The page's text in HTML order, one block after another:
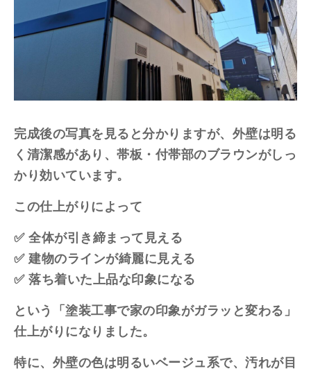
完成後の写真を見ると分かりますが、外壁は明る
く清潔感があり、帯板・付帯部のブラウンがしっ
かり効いています。
この仕上がりによって
✅ 全体が引き締まって見える
✅ 建物のラインが綺麗に見える
✅ 落ち着いた上品な印象になる
という「塗装工事で家の印象がガラッと変わる」
仕上がりになりました。
特に、外壁の色は明るいベージュ系で、汚れが目